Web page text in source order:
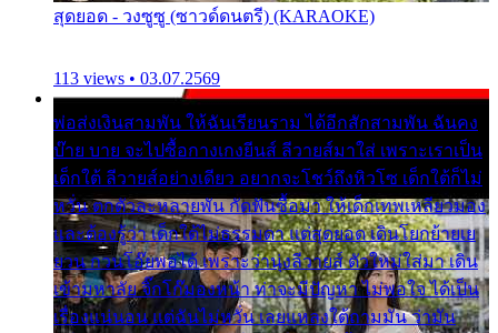
สุดยอด - วงซูซู (ซาวด์ดนตรี) (KARAOKE)
113 views • 03.07.2569
พ่อส่งเงินสามพัน ให้ฉันเรียนราม ได้อีกสักสามพัน ฉันคง
บ๊าย บาย จะไปซื้อกางเกงยีนส์ ลีวายส์มาใส่ เพราะเราเป็น
เด็กใต้ ลีวายส์อย่างเดียว อยากจะโชว์ถึงหิวโซ เด็กใต้ก็ไม่
หวั่น ตกตัวละหลายพัน กัดฟันซื้อมา ให้เด็กเทพเหลียวมอง
และต้องรู้ว่า เด็กใต้ไม่ธรรมดา แต่สุดยอด เดินโยกย้ายเย
ยวน กวนโอ๊ยพอได้ เพราะว่านุ่งลีวายส์ ตัวใหม่ใส่มา เดิน
เข้ามหาลัย จิ๊กโก๊มองหน้า ท่าจะมีปัญหา ไม่พอใจ ได้เป็น
เรื่องแน่นอน แต่ฉันไม่หวั่น เลยแหลงใต้ถามมัน ว่ามัน